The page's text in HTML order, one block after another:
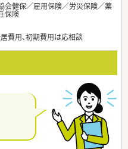
会健保／雇用保険／労災保険／薬
保険
費用、初期費用は応相談